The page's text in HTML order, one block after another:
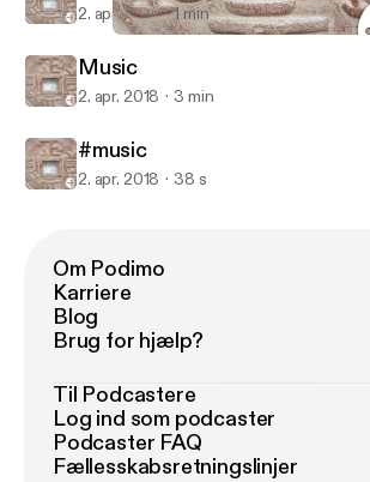
Ash Evans
2. apr. 2018 1 min
Music
2. apr. 2018 3 min
#music
2. apr. 2018 38 s
Om Podimo
Karriere
Blog
Brug for hjælp?
Til Podcastere
Log ind som podcaster
Podcaster FAQ
Fællesskabsretningslinjer